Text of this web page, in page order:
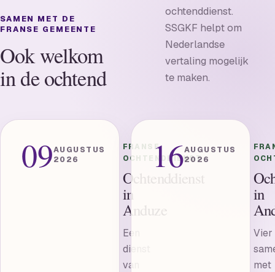
SAMEN MET DE
FRANSE GEMEENTE
Ook welkom
in de ochtend
ochtenddienst.
SSGKF helpt om
Nederlandse
vertaling mogelijk
te maken.
09AUGUSTUS
2026
FRANSE
OCHTENDDIENST
Ochtenddienst
in
Anduze
Een
dienst
van
16AUGUSTUS
2026
in
Vier
met